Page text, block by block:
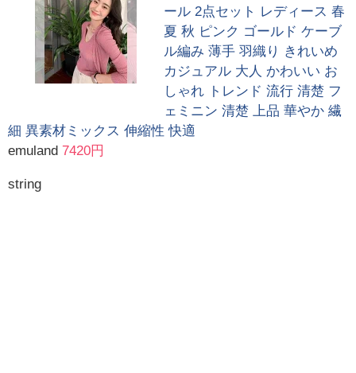
ール 2点セット レディース 春
夏 秋 ピンク ゴールド ケーブ
ル編み 薄手 羽織り きれいめ
カジュアル 大人 かわいい お
しゃれ トレンド 流行 清楚 フ
ェミニン 清楚 上品 華やか 繊
細 異素材ミックス 伸縮性 快適
emuland 7420円
string